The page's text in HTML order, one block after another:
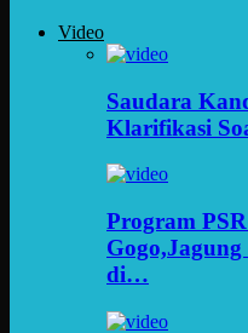
Video
Saudara
Klarifikasi
Program
di…